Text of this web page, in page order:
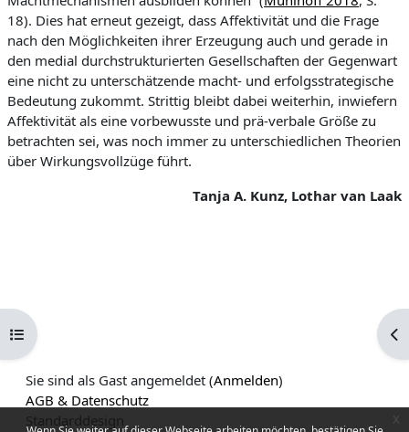
Kursindex öffnen
18). Dies hat erneut gezeigt, dass Affektivität und die Frage
nach den Möglichkeiten ihrer Erzeugung auch und gerade in
den medial durchstrukturierten Gesellschaften der Gegenwart
eine nicht zu unterschätzende macht- und erfolgsstrategische
Bedeutung zukommt. Strittig bleibt dabei weiterhin, inwiefern
Affektivität als eine vorbewusste und prä-verbale Größe zu
betrachten sei, was noch immer zu unterschiedlichen Theorien
über Wirkungsvollzüge führt.
Tanja A. Kunz, Lothar van Laak
Sie sind als Gast angemeldet (Anmelden)
AGB & Datenschutz
Standarddesign